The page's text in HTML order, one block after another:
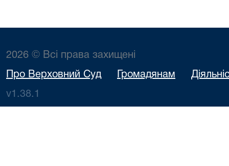
2026 © Всі права захищені
Про Верховний Суд Громадянам
v1.38.1